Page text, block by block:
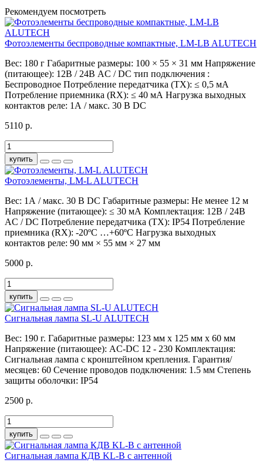
Рекомендуем посмотреть
Фотоэлементы беспроводные компактные, LM-LB ALUTECH
Вес: 180 г Габаритные размеры: 100 × 55 × 31 мм Напряжение
(питающее): 12В / 24В AC / DC тип подключения :
Беспроводное Потребление передатчика (TX): ≤ 0,5 мА
Потребление приемника (RX): ≤ 40 мА Нагрузка выходных
контактов реле: 1А / макс. 30 В DC
5110 р.
купить
Фотоэлементы, LM-L ALUTECH
Вес: 1А / макс. 30 В DC Габаритные размеры: Не менее 12 м
Напряжение (питающее): ≤ 30 мА Комплектация: 12В / 24В
AC / DC Потребление передатчика (TX): IP54 Потребление
приемника (RX): -20ºС …+60ºС Нагрузка выходных
контактов реле: 90 мм × 55 мм × 27 мм
5000 р.
купить
Сигнальная лампа SL-U ALUTECH
Вес: 190 г. Габаритные размеры: 123 мм x 125 мм x 60 мм
Напряжение (питающее): AC-DC 12 - 230 Комплектация:
Сигнальная лампа с кронштейном крепления. Гарантия/
месяцев: 60 Сечение проводов подключения: 1.5 мм Степень
защиты оболочки: IP54
2500 р.
купить
Сигнальная лампа КДВ KL-B с антенной